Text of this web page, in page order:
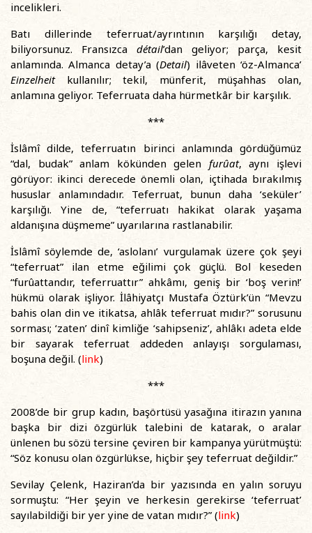
incelikleri.
Batı dillerinde teferruat/ayrıntının karşılığı detay,
biliyorsunuz. Fransızca détail’dan geliyor; parça, kesit
anlamında. Almanca detay’a (Detail) ilâveten ‘öz-Almanca’
Einzelheitkullanılır; tekil, münferit, müşahhas olan,
anlamına geliyor. Teferruata daha hürmetkâr bir karşılık.
***
İslâmî dilde, teferruatın birinci anlamında gördüğümüz
“dal, budak” anlam kökünden gelen furûat, aynı işlevi
görüyor: ikinci derecede önemli olan, içtihada bırakılmış
hususlar anlamındadır. Teferruat, bunun daha ‘seküler’
karşılığı. Yine de, “teferruatı hakikat olarak yaşama
aldanışına düşmeme” uyarılarına rastlanabilir.
İslâmî söylemde de, ‘aslolanı’ vurgulamak üzere çok şeyi
“teferruat” ilan etme eğilimi çok güçlü. Bol keseden
“furûattandır, teferruattır” ahkâmı, geniş bir ‘boş verin!’
hükmü olarak işliyor. İlâhiyatçı Mustafa Öztürk’ün “Mevzu
bahis olan din ve itikatsa, ahlâk teferruat mıdır?” sorusunu
sorması; ‘zaten’ dinî kimliğe ‘sahipseniz’, ahlâkı adeta elde
bir sayarak teferruat addeden anlayışı sorgulaması,
boşuna değil. (link)
***
2008’de bir grup kadın, başörtüsü yasağına itirazın yanına
başka bir dizi özgürlük talebini de katarak, o aralar
ünlenen bu sözü tersine çeviren bir kampanya yürütmüştü:
“Söz konusu olan özgürlükse, hiçbir şey teferruat değildir.”
Sevilay Çelenk, Haziran’da bir yazısında en yalın soruyu
sormuştu: “Her şeyin ve herkesin gerekirse ‘teferruat’
sayılabildiği bir yer yine de vatan mıdır?” (link)